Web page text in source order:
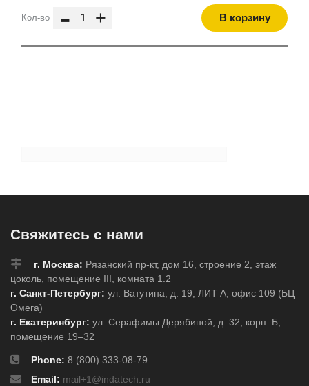
Кол-во - + В корзину
Свяжитесь с нами
г. Москва: Рязанский пр-кт, дом 16, строение 2, этаж
цоколь, помещение III, комната 1.2
г. Санкт-Петербург: ул. Ватутина, д. 19, ЛИТ А, офис 109 (БЦ
Омега)
г. Екатеринбург: ул. Серафимы Дерябиной, д. 32, корп. Б,
помещение 19–32
Phone: 8 (800) 333-08-79
Email: mail+1@indatech.ru